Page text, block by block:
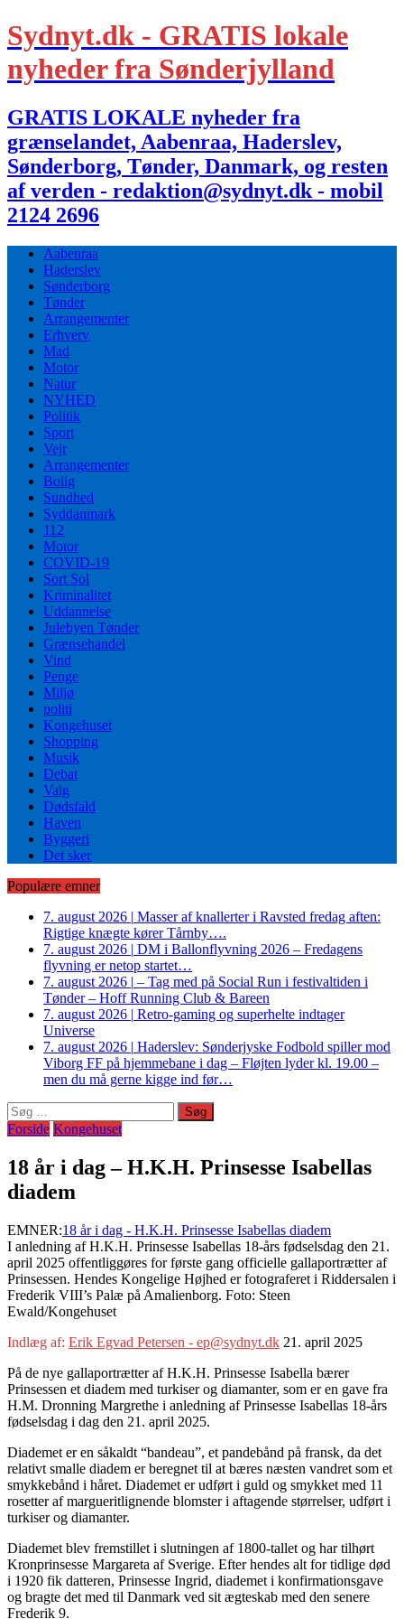
Sydnyt.dk - GRATIS lokale
nyheder fra Sønderjylland
GRATIS LOKALE nyheder fra
grænselandet, Aabenraa, Haderslev,
Sønderborg, Tønder, Danmark, og resten
af verden - redaktion@sydnyt.dk - mobil
2124 2696
Aabenraa
Haderslev
Sønderborg
Tønder
Arrangementer
Erhverv
Mad
Motor
Natur
NYHED
Politik
Sport
Vejr
Arrangementer
Bolig
Sundhed
Syddanmark
112
Motor
COVID-19
Sort Sol
Kriminalitet
Uddannelse
Julebyen Tønder
Grænsehandel
Vind
Penge
Miljø
politi
Kongehuset
Shopping
Musik
Debat
Valg
Dødsfald
Haven
Byggeri
Det sker
Populære emner
7. august 2026 | Masser af knallerter i Ravsted fredag aften:
Rigtige knægte kører Tårnby….
7. august 2026 | DM i Ballonflyvning 2026 – Fredagens
flyvning er netop startet…
7. august 2026 | – Tag med på Social Run i festivaltiden i
Tønder – Hoff Running Club & Bareen
7. august 2026 | Retro-gaming og superhelte indtager
Universe
7. august 2026 | Haderslev: Sønderjyske Fodbold spiller mod
Viborg FF på hjemmebane i dag – Fløjten lyder kl. 19.00 –
men du må gerne kigge ind før…
Søg
efter:
Forside Kongehuset
18 år i dag – H.K.H. Prinsesse Isabellas
diadem
EMNER:18 år i dag - H.K.H. Prinsesse Isabellas diadem
I anledning af H.K.H. Prinsesse Isabellas 18-års fødselsdag den 21.
april 2025 offentliggøres for første gang officielle gallaportrætter af
Prinsessen. Hendes Kongelige Højhed er fotograferet i Riddersalen i
Frederik VIII’s Palæ på Amalienborg. Foto: Steen
Ewald/Kongehuset
Indlæg af: Erik Egvad Petersen - ep@sydnyt.dk 21. april 2025
På de nye gallaportrætter af H.K.H. Prinsesse Isabella bærer
Prinsessen et diadem med turkiser og diamanter, som er en gave fra
H.M. Dronning Margrethe i anledning af Prinsesse Isabellas 18-års
fødselsdag i dag den 21. april 2025.
Diademet er en såkaldt “bandeau”, et pandebånd på fransk, da det
relativt smalle diadem er beregnet til at bæres næsten vandret som et
smykkebånd i håret. Diademet er udført i guld og smykket med 11
rosetter af margueritlignende blomster i aftagende størrelser, udført i
turkiser og diamanter.
Diademet blev fremstillet i slutningen af 1800-tallet og har tilhørt
Kronprinsesse Margareta af Sverige. Efter hendes alt for tidlige død
i 1920 fik datteren, Prinsesse Ingrid, diademet i konfirmationsgave
og bragte det med til Danmark ved sit ægteskab med den senere
Frederik 9.